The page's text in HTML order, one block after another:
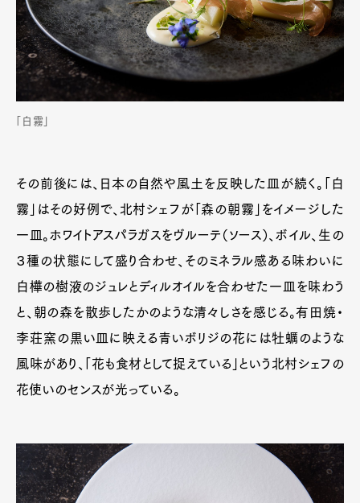
「白霧」
その前後には、日本の自然や風土を反映した皿が続く。「白
霧」はその好例で、北村シェフが「森の朝霧」をイメージした
一皿。ホワイトアスパラガスをヴルーテ（ソース）、ボイル、生の
３種の状態にして盛り合わせ、そのミネラル感ある味わいに
白樺の樹液のジュレとディルオイルを合わせた一皿を味わう
と、朝の森を散歩したかのような清々しさを感じる。有田焼・
李荘窯の黒い皿に映える青いボリジの花には牡蠣のような
風味があり、「花も食材として捉えている」という北村シェフの
花使いのセンスが光っている。